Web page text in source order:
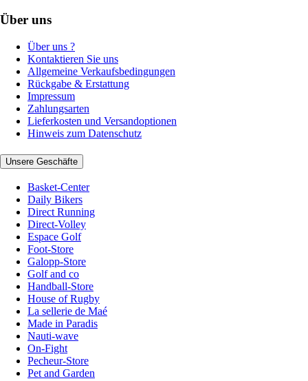
Über uns
Über uns ?
Kontaktieren Sie uns
Allgemeine Verkaufsbedingungen
Rückgabe & Erstattung
Impressum
Zahlungsarten
Lieferkosten und Versandoptionen
Hinweis zum Datenschutz
Unsere Geschäfte
Basket-Center
Daily Bikers
Direct Running
Direct-Volley
Espace Golf
Foot-Store
Galopp-Store
Golf and co
Handball-Store
House of Rugby
La sellerie de Maé
Made in Paradis
Nauti-wave
On-Fight
Pecheur-Store
Pet and Garden